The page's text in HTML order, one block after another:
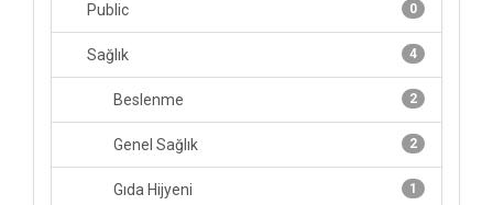
0
Public
4
Sağlık
2
Beslenme
2
Genel Sağlık
1
Gıda Hijyeni